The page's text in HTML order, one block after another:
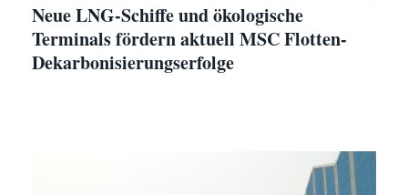
Neue LNG-Schiffe und ökologische
Terminals fördern aktuell MSC Flotten-
Dekarbonisierungserfolge